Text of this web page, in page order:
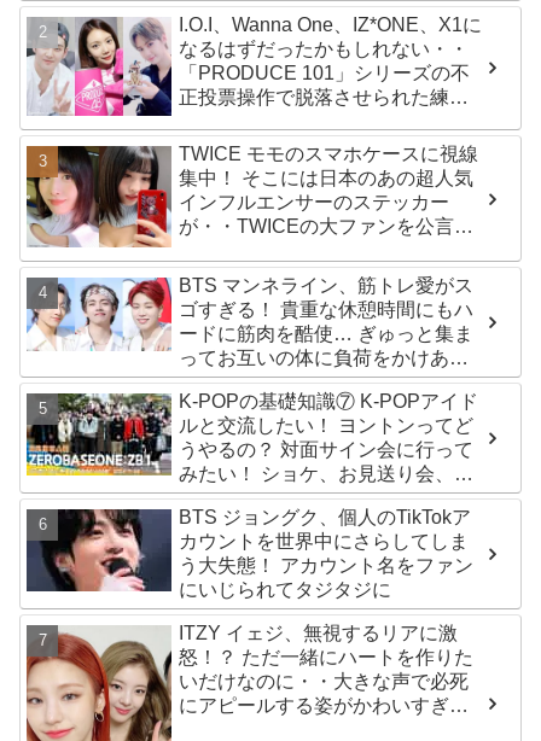
I.O.I、Wanna One、IZ*ONE、X1に
なるはずだったかもしれない・・
「PRODUCE 101」シリーズの不
正投票操作で脱落させられた練習
TWICE モモのスマホケースに視線
集中！ そこには日本のあの超人気
インフルエンサーのステッカー
が・・TWICEの大ファンを公言す
「成功したファン」だと話題沸騰
BTS マンネライン、筋トレ愛がス
ゴすぎる！ 貴重な休憩時間にもハ
ードに筋肉を酷使… ぎゅっと集ま
ってお互いの体に負荷をかけあう
３人のトレーニング風景がかわい
すぎるとファンくぎづけ
K-POPの基礎知識⑦ K-POPアイド
ルと交流したい！ ヨントンってど
うやるの？ 対面サイン会に行って
みたい！ ショケ、お見送り会、握
手会・・・リリースイベントあれ
これを紹介
BTS ジョングク、個人のTikTokア
カウントを世界中にさらしてしま
う大失態！ アカウント名をファン
にいじられてタジタジに
ITZY イェジ、無視するリアに激
怒！？ ただ一緒にハートを作りた
いだけなのに・・大きな声で必死
にアピールする姿がかわいすぎる